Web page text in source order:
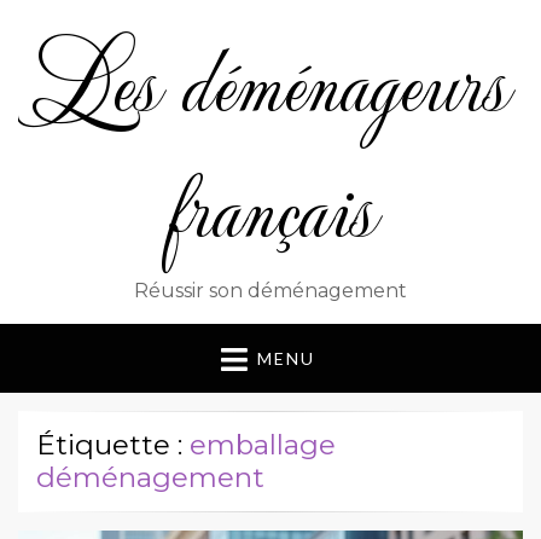
Les déménageurs
français
Réussir son déménagement
MENU
Étiquette : emballage
déménagement